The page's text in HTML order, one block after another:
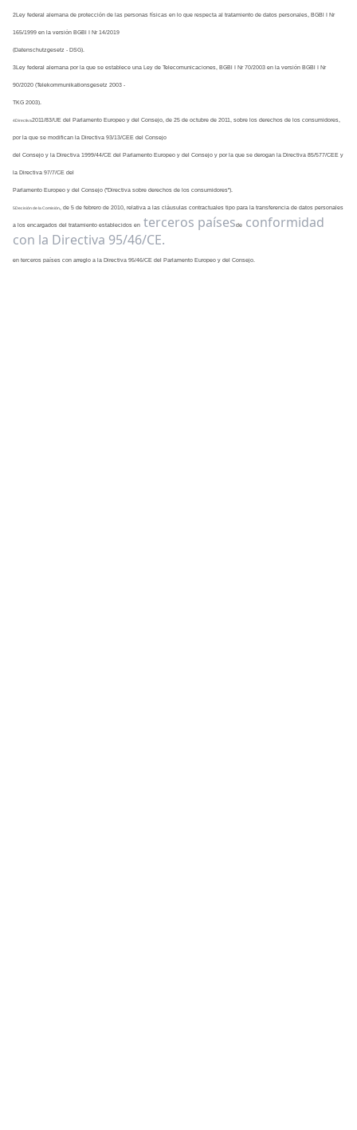
2Ley federal alemana de protección de las personas físicas en lo que respecta al tratamiento de datos personales, BGBl I Nr
165/1999 en la versión BGBl I Nr 14/2019
(Datenschutzgesetz - DSG).
3Ley federal alemana por la que se establece una Ley de Telecomunicaciones, BGBl I Nr 70/2003 en la versión BGBl I Nr
90/2020 (Telekommunikationsgesetz 2003 -
TKG 2003).
4Directiva2011/83/UE del Parlamento Europeo y del Consejo, de 25 de octubre de 2011, sobre los derechos de los consumidores,
por la que se modifican la Directiva 93/13/CEE del Consejo
del Consejo y la Directiva 1999/44/CE del Parlamento Europeo y del Consejo y por la que se derogan la Directiva 85/577/CEE y
la Directiva 97/7/CE del
Parlamento Europeo y del Consejo ("Directiva sobre derechos de los consumidores").
5Decisión de la Comisión, de 5 de febrero de 2010, relativa a las cláusulas contractuales tipo para la transferencia de datos personales
a los encargados del tratamiento establecidos en terceros paísesde conformidad
con la Directiva 95/46/CE.
en terceros países con arreglo a la Directiva 95/46/CE del Parlamento Europeo y del Consejo.